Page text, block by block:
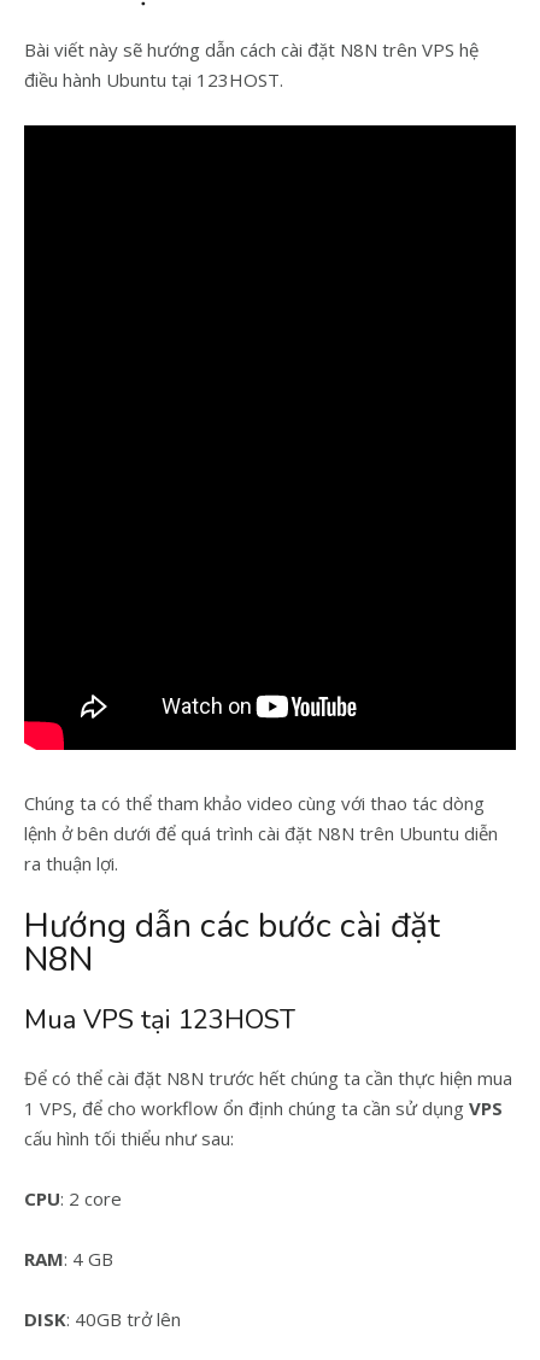
Bài viết này sẽ hướng dẫn cách cài đặt N8N trên VPS hệ
điều hành Ubuntu tại 123HOST.
Chúng ta có thể tham khảo video cùng với thao tác dòng
lệnh ở bên dưới để quá trình cài đặt N8N trên Ubuntu diễn
ra thuận lợi.
Hướng dẫn các bước cài đặt
N8N
Mua VPS tại 123HOST
Để có thể cài đặt N8N trước hết chúng ta cần thực hiện mua
1 VPS, để cho workflow ổn định chúng ta cần sử dụng VPS
cấu hình tối thiểu như sau:
CPU: 2 core
RAM: 4 GB
DISK: 40GB trở lên